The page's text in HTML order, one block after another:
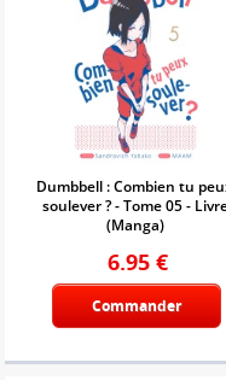
Dumbbell : Combien tu
soulever ? - Tome 05 -
(Manga)
6.95 €
Commander